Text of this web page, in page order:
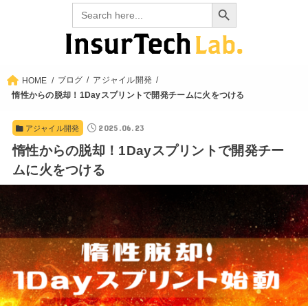
Search
for:
HOME ブログ
アジャイル開発
惰性からの脱却！1Dayスプリントで開発チームに火をつける
アジャイル開発 2025.06.23
惰性からの脱却！1Dayスプリントで開発チー
ムに火をつける